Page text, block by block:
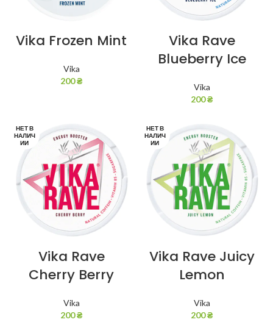
Vika Frozen Mint
Vika
200₴
Vika Rave
Blueberry Ice
Vika
200₴
НЕТ В
НАЛИЧ
ИИ
Vika Rave
Cherry Berry
Vika
200₴
НЕТ В
НАЛИЧ
ИИ
Vika Rave Juicy
Lemon
Vika
200₴